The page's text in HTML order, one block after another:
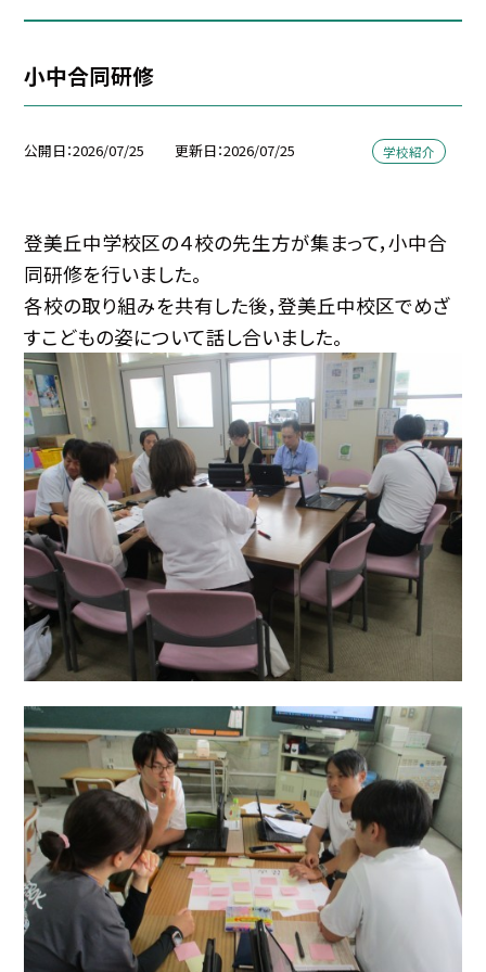
小中合同研修
公開日 2026/07/25 更新日 2026/07/25 学校紹介
登美丘中学校区の４校の先生方が集まって，小中合
同研修を行いました。
各校の取り組みを共有した後，登美丘中校区でめざ
すこどもの姿について話し合いました。